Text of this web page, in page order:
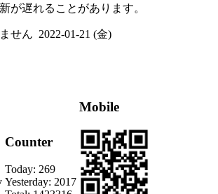
が遅れることがあります。
せん 2022-01-21 (金)
Counter
Today: 269
Yesterday: 2017
Mobile